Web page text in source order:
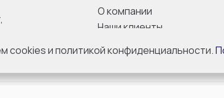
О компании
Наши клиенты
cookies и политикой конфиденциальности.